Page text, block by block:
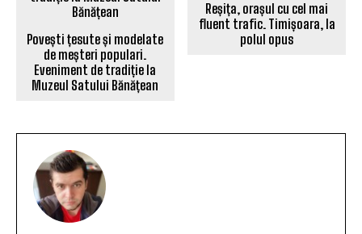
Povești țesute și modelate
de meșteri populari.
Eveniment de tradiție la
Muzeul Satului Bănățean
Reșița, orașul cu cel mai
fluent trafic. Timișoara, la
polul opus